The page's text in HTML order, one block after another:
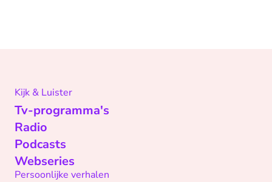
Kijk & Luister
Tv-programma's
Radio
Podcasts
Webseries
Persoonlijke verhalen